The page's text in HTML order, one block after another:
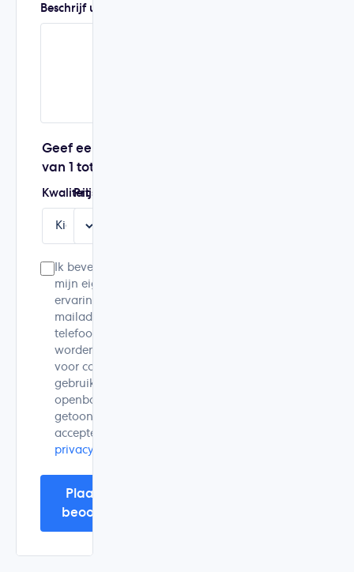
Beschrijf uw ervaring
Geef een score
van 1 tot 5
Kwaliteit
Prijs
Ik bevestig dat dit
mijn eigen
ervaring is. Mijn e-
mailadres en
telefoonnummer
worden alleen
voor controle
gebruikt en niet
openbaar
getoond. Ik
accepteer de
privacyverklaring
Plaats mijn
beoordeling